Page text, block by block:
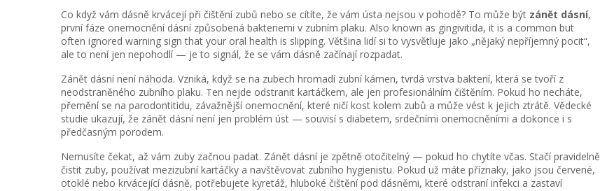
Co když vám dásně krvácejí při čištění zubů nebo se cítíte, že vám ústa nejsou v pohodě? To může být zánět dásní,
první fáze onemocnění dásní způsobená bakteriemi v zubním plaku. Also known as gingivitida, it is a common but
often ignored warning sign that your oral health is slipping. Většina lidí si to vysvětluje jako „nějaký nepříjemný pocit“,
ale to není jen nepohodlí — je to signál, že se vám dásně začínají rozpadat.
Zánět dásní není náhoda. Vzniká, když se na zubech hromadí zubní kámen,tvrdá vrstva bakterií, která se tvoří z
neodstraněného zubního plaku. Ten nejde odstranit kartáčkem, ale jen profesionálním čištěním. Pokud ho necháte,
přemění se na parodontitidu, závažnější onemocnění, které ničí kost kolem zubů a může vést k jejich ztrátě. Vědecké
studie ukazují, že zánět dásní není jen problém úst — souvisí s diabetem, srdečními onemocněními a dokonce i s
předčasným porodem.
Nemusíte čekat, až vám zuby začnou padat. Zánět dásní je zpětně otočitelný — pokud ho chytíte včas. Stačí pravidelně
čistit zuby, používat mezizubní kartáčky a navštěvovat zubního hygienistu. Pokud už máte příznaky, jako jsou červené,
otoklé nebo krvácející dásně, potřebujete kyretáž, hluboké čištění pod dásněmi, které odstraní infekci a zastaví